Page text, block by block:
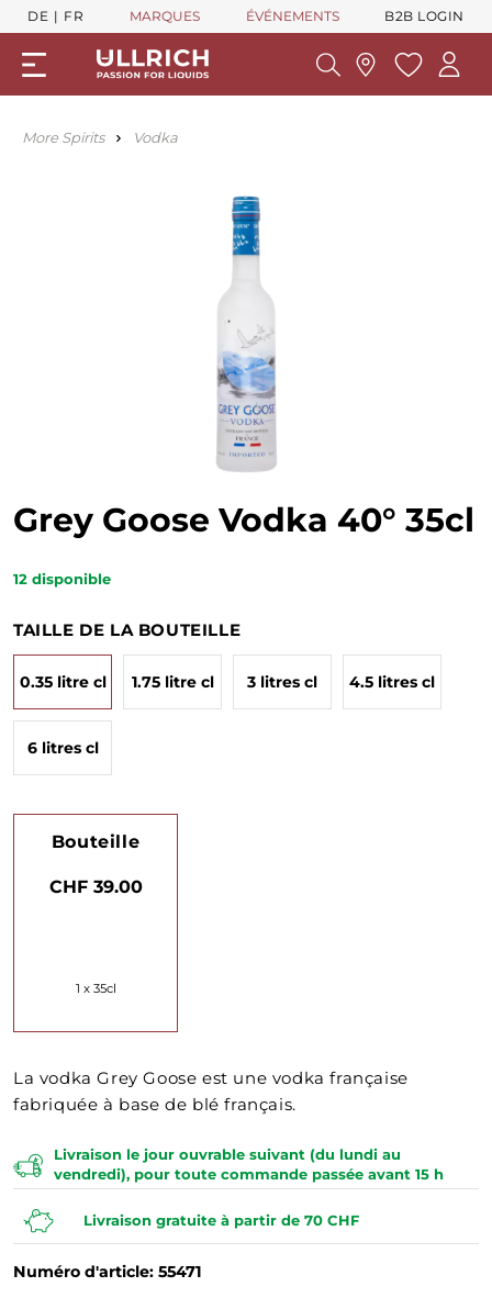
DE FR MARQUES ÉVÉNEMENTS B2B LOGIN
More Spirits Vodka
Grey Goose Vodka 40° 35cl
12 disponible
TAILLE DE LA BOUTEILLE
0.35 litre cl 1.75 litre cl 3 litres cl 4.5 litres cl
6 litres cl
Bouteille
CHF 39.00
1 x 35cl
La vodka Grey Goose est une vodka française
fabriquée à base de blé français.
Livraison le jour ouvrable suivant (du lundi au
vendredi), pour toute commande passée avant 15 h
Livraison gratuite à partir de 70 CHF
Numéro d'article: 55471